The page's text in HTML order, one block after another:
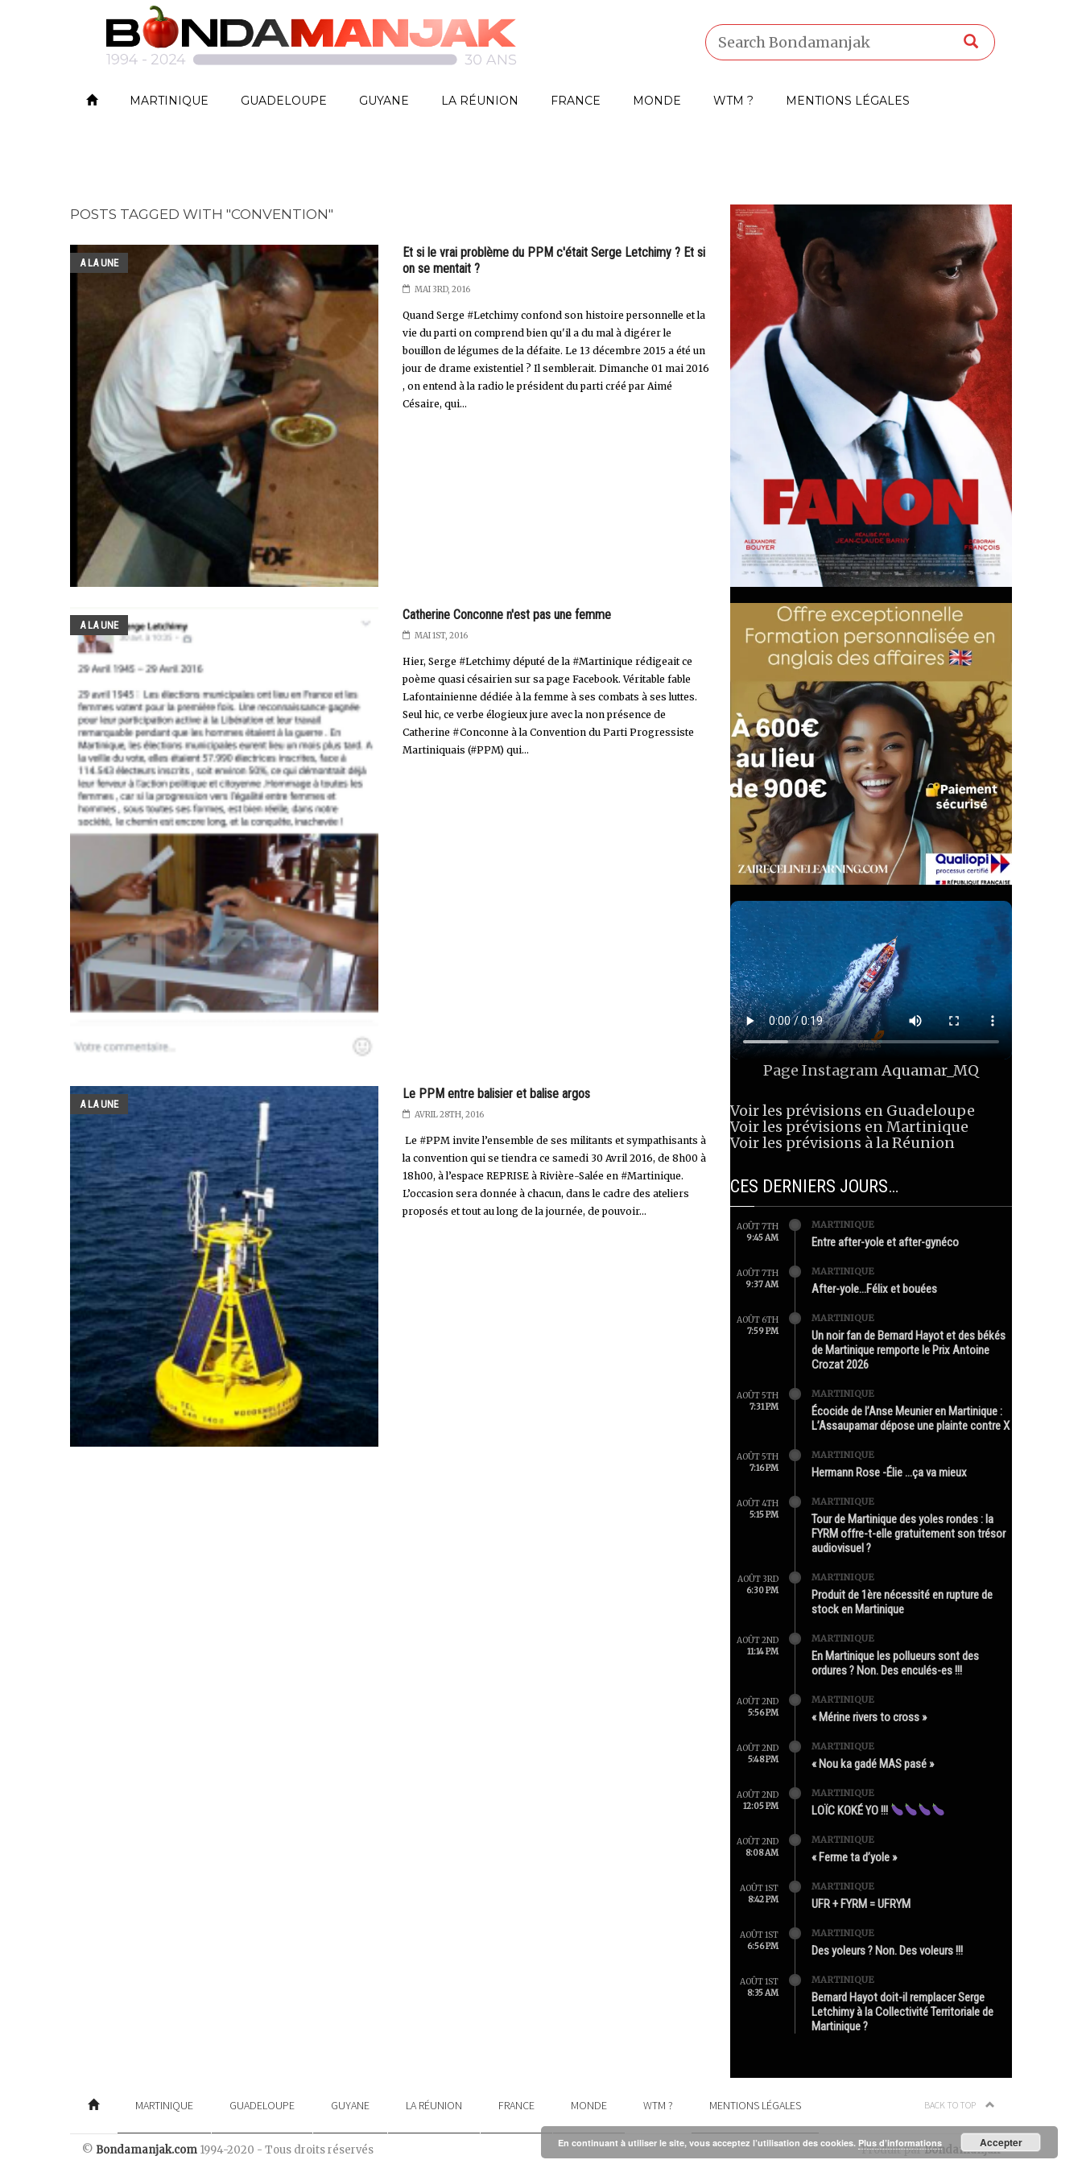
MARTINIQUE GUADELOUPE GUYANE LA RÉUNION FRANCE MONDE WTM ? MENTIONS LÉGALES
POSTS TAGGED WITH "CONVENTION"
A LA UNE
Et si le vrai problème du PPM c'était Serge Letchimy ? Et si
on se mentait ?
MAI 3RD, 2016
Quand Serge #Letchimy confond son histoire personnelle et la
vie du parti on comprend bien qu'il a du mal à digérer le
bouillon de légumes de la défaite. Le 13 décembre 2015 a été un
jour de drame existentiel ? Il semblerait. Dimanche 01 mai 2016
, on entend à la radio le président du parti créé par Aimé
Césaire, qui...
A LA UNE
Catherine Conconne n'est pas une femme
MAI 1ST, 2016
Hier, Serge #Letchimy député de la #Martinique rédigeait ce
poème quasi césairien sur sa page Facebook. Véritable fable
Lafontainienne dédiée à la femme à ses combats à ses luttes.
Seul hic, ce verbe élogieux jure avec la non présence de
Catherine #Conconne à la Convention du Parti Progressiste
Martiniquais (#PPM) qui...
A LA UNE
Le PPM entre balisier et balise argos
AVRIL 28TH, 2016
Le #PPM invite l’ensemble de ses militants et sympathisants à
la convention qui se tiendra ce samedi 30 Avril 2016, de 8h00 à
18h00, à l’espace REPRISE à Rivière-Salée en #Martinique.
L’occasion sera donnée à chacun, dans le cadre des ateliers
proposés et tout au long de la journée, de pouvoir...
Page InstagramAquamar_MQ
Voir les prévisions en Guadeloupe
Voir les prévisions en Martinique
Voir les prévisions à la Réunion
CES DERNIERS JOURS…
AOÛT 7TH
9:45 AM
MARTINIQUE
Entre after-yole et after-gynéco
AOÛT 7TH
9:37 AM
MARTINIQUE
After-yole…Félix et bouées
AOÛT 6TH
7:59 PM
MARTINIQUE
Un noir fan de Bernard Hayot et des békés
de Martinique remporte le Prix Antoine
Crozat 2026
AOÛT 5TH
7:31 PM
MARTINIQUE
Écocide de l’Anse Meunier en Martinique :
L’Assaupamar dépose une plainte contre X
AOÛT 5TH
7:16 PM
MARTINIQUE
Hermann Rose -Élie …ça va mieux
AOÛT 4TH
5:15 PM
MARTINIQUE
Tour de Martinique des yoles rondes : la
FYRM offre-t-elle gratuitement son trésor
audiovisuel ?
AOÛT 3RD
6:30 PM
MARTINIQUE
Produit de 1ère nécessité en rupture de
stock en Martinique
AOÛT 2ND
11:14 PM
MARTINIQUE
En Martinique les pollueurs sont des
ordures ? Non. Des enculés-es !!!
AOÛT 2ND
5:56 PM
MARTINIQUE
« Mérine rivers to cross »
AOÛT 2ND
5:48 PM
MARTINIQUE
« Nou ka gadé MAS pasé »
AOÛT 2ND
12:05 PM
MARTINIQUE
LOÏC KOKÉ YO !!!
AOÛT 2ND
8:08 AM
MARTINIQUE
« Ferme ta d’yole »
AOÛT 1ST
8:42 PM
MARTINIQUE
UFR + FYRM = UFRYM
AOÛT 1ST
6:56 PM
MARTINIQUE
Des yoleurs ? Non. Des voleurs !!!
AOÛT 1ST
8:35 AM
MARTINIQUE
Bernard Hayot doit-il remplacer Serge
Letchimy à la Collectivité Territoriale de
Martinique ?
MARTINIQUE GUADELOUPE GUYANE LA RÉUNION FRANCE MONDE WTM ? MENTIONS LÉGALES BACK TO TOP
© Bondamanjak.com 1994-2020 - Tous droits réservés Produit parBondamanjak
En continuant à utiliser le site, vous acceptez l’utilisation des cookies. Plus d’informations Accepter